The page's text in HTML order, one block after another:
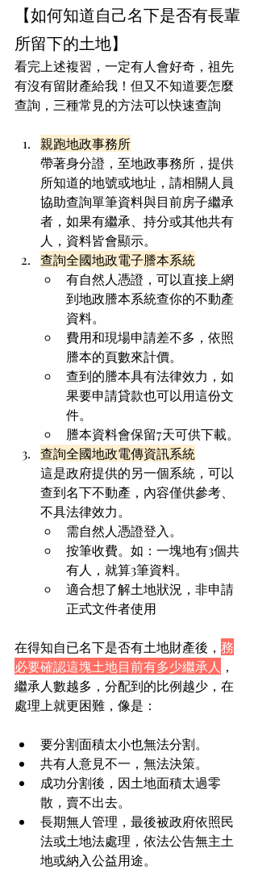
【如何知道自己名下是否有長輩
所留下的土地】
看完上述複習，一定有人會好奇，祖先
有沒有留財產給我！但又不知道要怎麼
查詢，三種常見的方法可以快速查詢
親跑地政事務所
帶著身分證，至地政事務所，提供
所知道的地號或地址，請相關人員
協助查詢單筆資料與目前房子繼承
者，如果有繼承、持分或其他共有
人，資料皆會顯示。
查詢全國地政電子謄本系統
有自然人憑證，可以直接上網
到地政謄本系統查你的不動產
資料。
費用和現場申請差不多，依照
謄本的頁數來計價。
查到的謄本具有法律效力，如
果要申請貸款也可以用這份文
件。
謄本資料會保留7天可供下載。
查詢全國地政電傳資訊系統
這是政府提供的另一個系統，可以
查到名下不動產，內容僅供參考、
不具法律效力。
需自然人憑證登入。
按筆收費。如：一塊地有3個共
有人，就算3筆資料。
適合想了解土地狀況，非申請
正式文件者使用
在得知自已名下是否有土地財產後， 務
必要確認這塊土地目前有多少繼承人 ，
繼承人數越多，分配到的比例越少，在
處理上就更困難，像是：
要分割面積太小也無法分割。
共有人意見不一，無法決策。
成功分割後，因土地面積太過零
散，賣不出去。
長期無人管理，最後被政府依照民
法或土地法處理，依法公告無主土
地或納入公益用途。